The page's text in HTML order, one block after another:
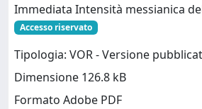
Immediata Intensità messianica
Accesso riservato
Tipologia: VOR - Versione
Dimensione 126.8 kB
Formato Adobe PDF